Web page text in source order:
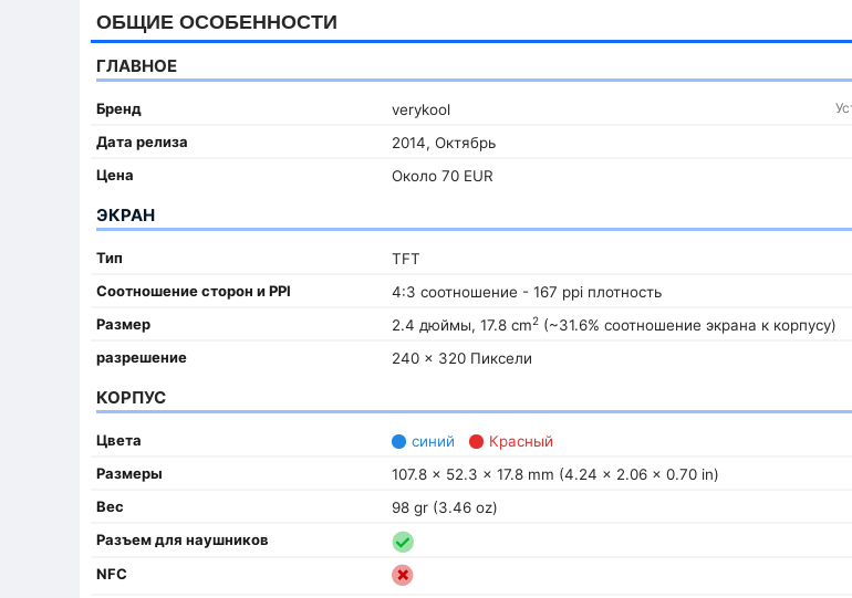
ОБЩИЕ ОСОБЕННОСТИ
ГЛАВНОЕ
Бренд verykool
Дата релиза
2014, Октябрь
Цена
Около 70 EUR
ЭКРАН
Тип
TFT
Соотношение сторон и PPI
4:3 соотношение - 167 ppi плотность
Размер
2.4 дюймы, 17.8 cm2(~31.6% соотношение экрана к корпусу)
разрешение
240 x 320 Пиксели
КОРПУС
Цвета синий
Красный
Размеры
107.8 x 52.3 x 17.8 mm (4.24 x 2.06 x 0.70 in)
Вес
98 gr (3.46 oz)
Разъем для наушников
NFC